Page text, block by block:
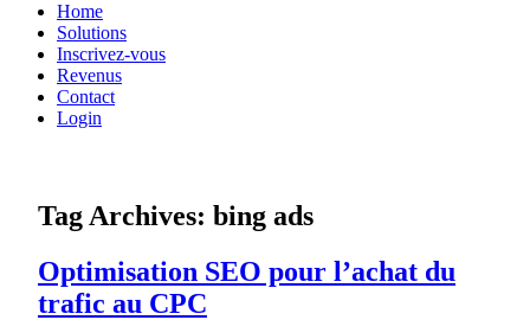
Home
Solutions
Inscrivez-vous
Revenus
Contact
Login
Tag Archives: bing ads
Optimisation SEO pour l’achat du
trafic au CPC